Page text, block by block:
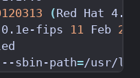
( Red Hat
fips
11 Feb
--sbin-path=/usr/